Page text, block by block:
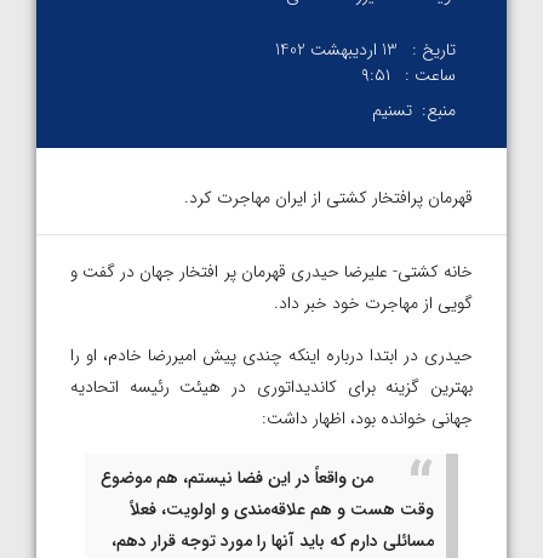
تاریخ :
13 اردیبهشت 1402
ساعت :
۹:۵۱
منبع: تسنیم
قهرمان پرافتخار کشتی از ایران مهاجرت کرد.
خانه کشتی- علیرضا حیدری قهرمان پر افتخار جهان در گفت و
گویی از مهاجرت خود خبر داد.
حیدری در ابتدا درباره اینکه چندی پیش امیررضا خادم، او را
بهترین گزینه برای کاندیداتوری در هیئت رئیسه اتحادیه
جهانی خوانده بود، اظهار داشت:
من واقعاً در این فضا نیستم، هم موضوع
وقت هست و هم علاقه‌مندی و اولویت، فعلاً
مسائلی دارم که باید آنها را مورد توجه قرار دهم،